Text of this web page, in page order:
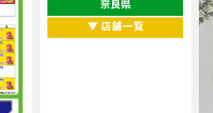
奈良県
▼ 店舗一覧